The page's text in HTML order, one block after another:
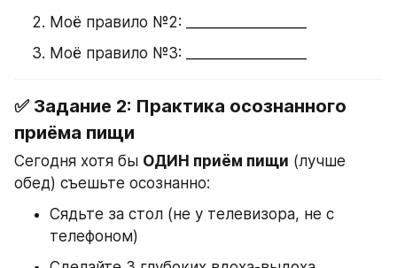
Моё правило №2: _________________
Моё правило №3: _________________
✅ Задание 2: Практика осознанного
приёма пищи
Сегодня хотя бы ОДИН приём пищи (лучше
обед) съешьте осознанно:
Сядьте за стол (не у телевизора, не с
телефоном)